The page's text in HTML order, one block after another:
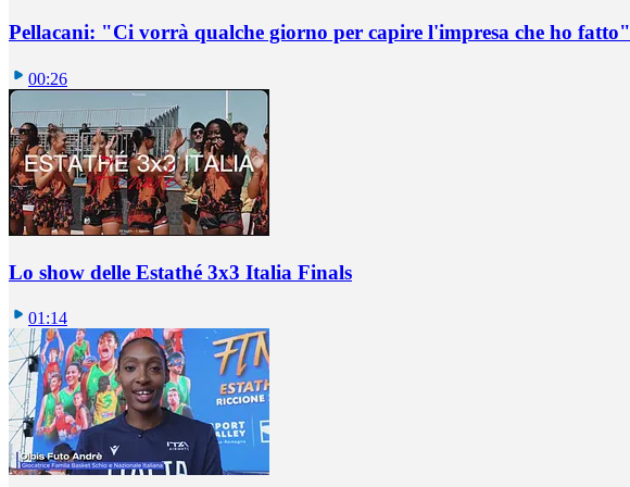
Pellacani: "Ci vorrà qualche giorno per capire l'impresa che ho fatto"
00:26
Lo show delle Estathé 3x3 Italia Finals
01:14